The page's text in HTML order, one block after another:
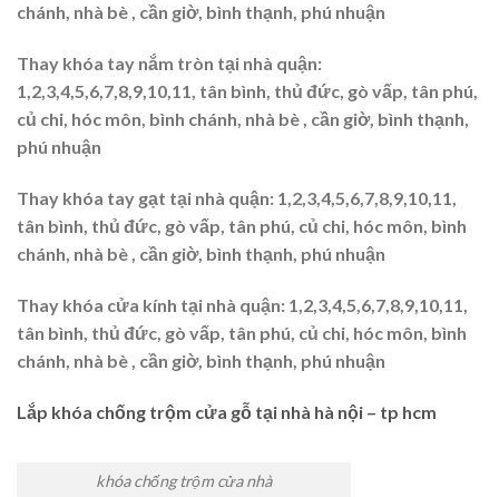
chánh, nhà bè , cần giờ, bình thạnh, phú nhuận
Thay khóa tay nắm tròn tại nhà quận:
1,2,3,4,5,6,7,8,9,10,11, tân bình, thủ đức, gò vấp, tân phú,
củ chi, hóc môn, bình chánh, nhà bè , cần giờ, bình thạnh,
phú nhuận
Thay khóa tay gạt tại nhà quận: 1,2,3,4,5,6,7,8,9,10,11,
tân bình, thủ đức, gò vấp, tân phú, củ chi, hóc môn, bình
chánh, nhà bè , cần giờ, bình thạnh, phú nhuận
Thay khóa cửa kính tại nhà quận: 1,2,3,4,5,6,7,8,9,10,11,
tân bình, thủ đức, gò vấp, tân phú, củ chi, hóc môn, bình
chánh, nhà bè , cần giờ, bình thạnh, phú nhuận
Lắp khóa chống trộm cửa gỗ tại nhà hà nội – tp hcm
khóa chống trộm cửa nhà